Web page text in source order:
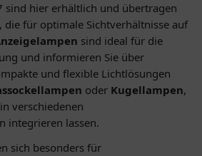
sind hier erhältlich und übertragen
die für optimale Sichtverhältnisse auf
sind ideal für die
und informieren Sie über
und flexible Lichtlösungen
oder Kugellampen,
verschiedenen
integrieren lassen.
sich besonders für